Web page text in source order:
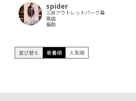
spider
三井アウトレットパーク幕
張店
福助
並び替え 新着順 人気順